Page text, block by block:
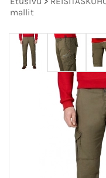
mallit